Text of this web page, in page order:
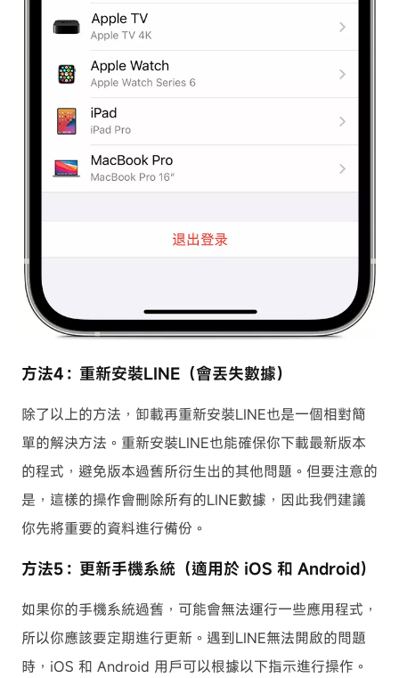
方法4：重新安裝LINE（會丟失數據）
除了以上的方法，卸載再重新安裝LINE也是一個相對簡
單的解決方法。重新安裝LINE也能確保你下載最新版本
的程式，避免版本過舊所衍生出的其他問題。但要注意的
是，這樣的操作會刪除所有的LINE數據，因此我們建議
你先將重要的資料進行備份。
方法5：更新手機系統（適用於 iOS 和 Android）
如果你的手機系統過舊，可能會無法運行一些應用程式，
所以你應該要定期進行更新。遇到LINE無法開啟的問題
時，iOS 和 Android 用戶可以根據以下指示進行操作。